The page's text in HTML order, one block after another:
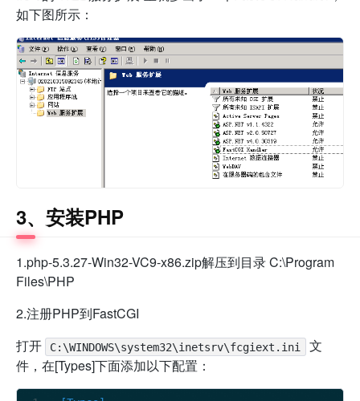
如下图所示：
3、安装PHP
1.php-5.3.27-Win32-VC9-x86.zip解压到目录 C:\Program
Files\PHP
2.注册PHP到FastCGI
打开
C:\WINDOWS\system32\inetsrv\fcgiext.ini
文
件，在[Types]下面添加以下配置：